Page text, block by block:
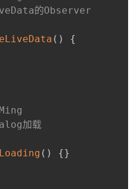
的Observer
( ) {
加载
( ) {}